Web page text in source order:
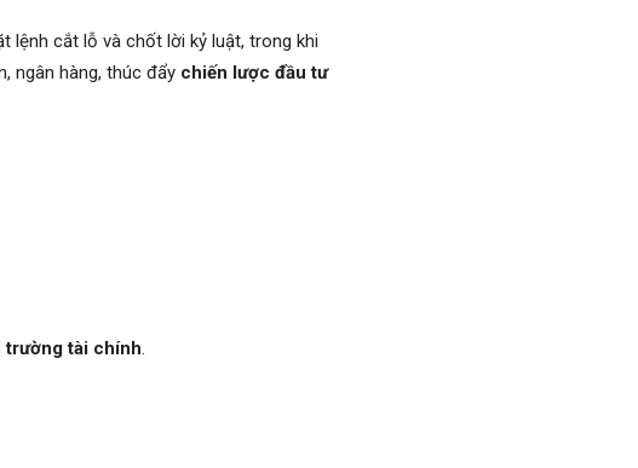
lệnh cắt lỗ và chốt lời kỷ luật, trong khi
ngân hàng, thúc đẩy chiến lược đầu tư
trường tài chính.